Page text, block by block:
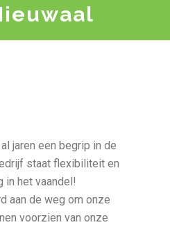
jaren een begrip in de
staat flexibiliteit en
in het vaandel!
aan de weg om onze
voorzien van onze